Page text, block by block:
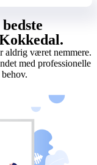
aldrig været nemmere.
med professionelle